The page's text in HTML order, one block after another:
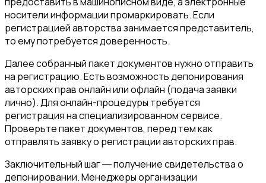
носители информации промаркировать. Если
регистрацией авторства занимается представитель,
то ему потребуется доверенность.
Далее собранный пакет документов нужно отправить
на регистрацию. Есть возможность депонирования
авторских прав онлайн или офлайн (подача заявки
лично). Для онлайн-процедуры требуется
регистрация на специализированном сервисе.
Проверьте пакет документов, перед тем как
отправлять заявку о регистрации авторских прав.
Заключительный шаг ― получение свидетельства о
депонировании. Менеджеры организации